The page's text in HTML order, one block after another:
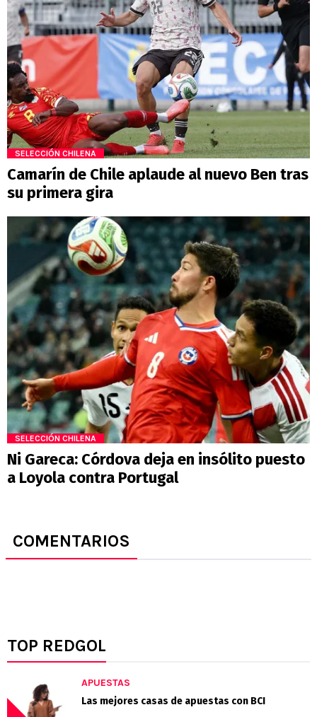
SELECCIÓN CHILENA
Camarín de Chile aplaude al nuevo Ben tras
su primera gira
SELECCIÓN CHILENA
Ni Gareca: Córdova deja en insólito puesto
a Loyola contra Portugal
COMENTARIOS
TOP REDGOL
APUESTAS
Las mejores casas de apuestas con BCI